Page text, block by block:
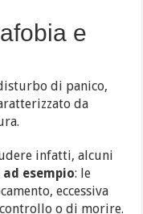
e
di panico,
da
infatti, alcuni
esempio: le
eccessiva
o di morire.